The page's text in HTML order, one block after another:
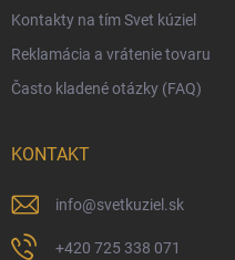
Zásady ochrany osobných údajov
Kontakty na tím Svet kúziel
Reklamácia a vrátenie tovaru
Často kladené otázky (FAQ)
KONTAKT
info@svetkuziel.sk
+420 725 338 071